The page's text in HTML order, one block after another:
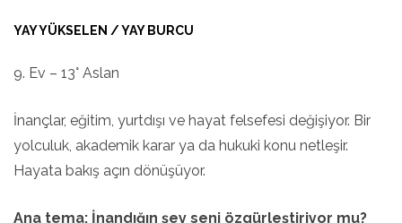
YAY YÜKSELEN / YAY BURCU
9. Ev – 13° Aslan
İnançlar, eğitim, yurtdışı ve hayat felsefesi değişiyor. Bir
yolculuk, akademik karar ya da hukuki konu netleşir.
Hayata bakış açın dönüşüyor.
Ana tema: İnandığın şey seni özgürleştiriyor mu?